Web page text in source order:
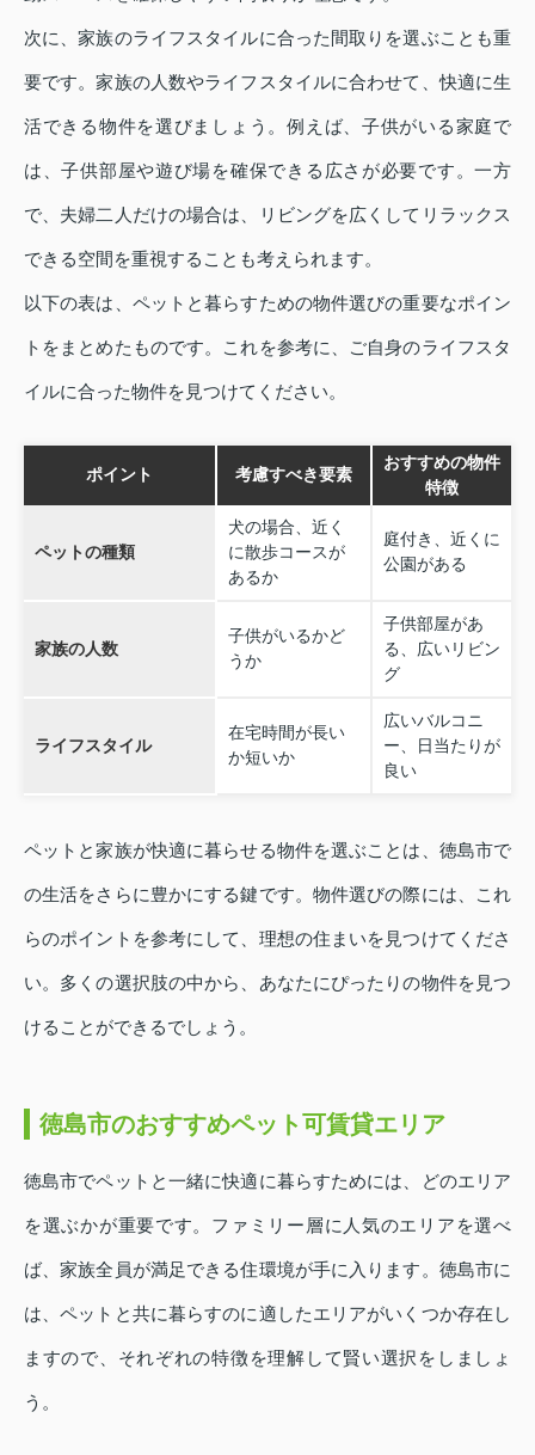
次に、家族のライフスタイルに合った間取りを選ぶことも重
要です。家族の人数やライフスタイルに合わせて、快適に生
活できる物件を選びましょう。例えば、子供がいる家庭で
は、子供部屋や遊び場を確保できる広さが必要です。一方
で、夫婦二人だけの場合は、リビングを広くしてリラックス
できる空間を重視することも考えられます。
以下の表は、ペットと暮らすための物件選びの重要なポイン
トをまとめたものです。これを参考に、ご自身のライフスタ
イルに合った物件を見つけてください。
ポイント 考慮すべき要素
おすすめの物件
特徴
ペットの種類
犬の場合、近く
に散歩コースが
あるか
庭付き、近くに
公園がある
家族の人数
子供がいるかど
うか
子供部屋があ
る、広いリビン
グ
ライフスタイル
在宅時間が長い
か短いか
広いバルコニ
ー、日当たりが
良い
ペットと家族が快適に暮らせる物件を選ぶことは、徳島市で
の生活をさらに豊かにする鍵です。物件選びの際には、これ
らのポイントを参考にして、理想の住まいを見つけてくださ
い。多くの選択肢の中から、あなたにぴったりの物件を見つ
けることができるでしょう。
徳島市のおすすめペット可賃貸エリア
徳島市でペットと一緒に快適に暮らすためには、どのエリア
を選ぶかが重要です。ファミリー層に人気のエリアを選べ
ば、家族全員が満足できる住環境が手に入ります。徳島市に
は、ペットと共に暮らすのに適したエリアがいくつか存在し
ますので、それぞれの特徴を理解して賢い選択をしましょ
う。